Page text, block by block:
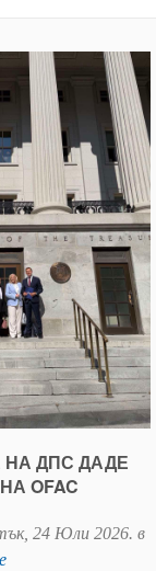
НА ДПС ДАДЕ
OFAC
24 Юли 2026. в